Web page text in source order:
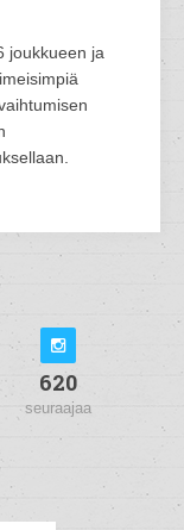
joukkueen ja
620
seuraajaa